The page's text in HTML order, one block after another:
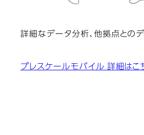
詳細なデータ分析、他拠点との
プレスケールモバイル 詳細はこ